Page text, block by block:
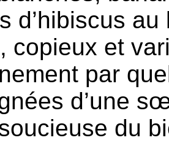
d’hibiscus
copieux et
par
d’une
du